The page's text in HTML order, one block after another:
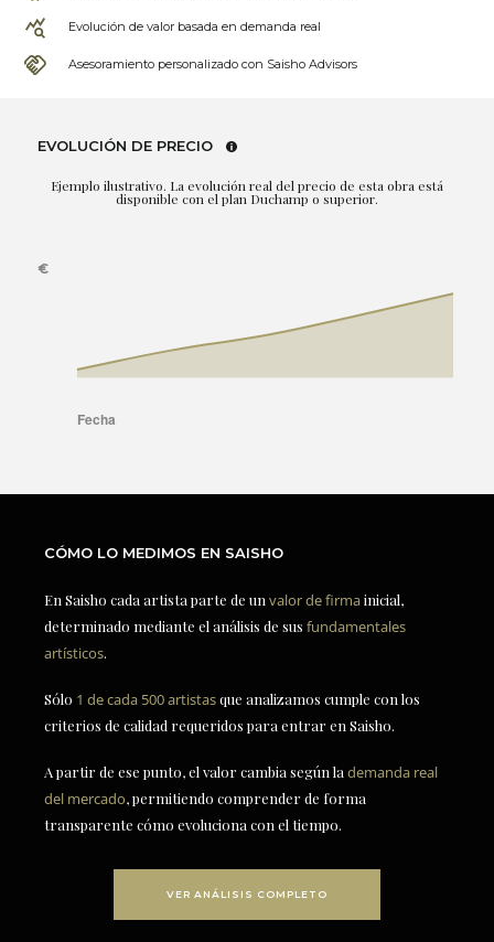
Evolución de valor basada en demanda real
Asesoramiento personalizado con Saisho Advisors
EVOLUCIÓN DE PRECIO
Ejemplo ilustrativo. La evolución real del precio de esta obra está
disponible con el plan Duchamp o superior.
CÓMO LO MEDIMOS EN SAISHO
En Saisho cada artista parte de un valor de firmainicial,
determinado mediante el análisis de sus fundamentales
artísticos.
Sólo 1 de cada 500 artistasque analizamos cumple con los
criterios de calidad requeridos para entrar en Saisho.
A partir de ese punto, el valor cambia según la demanda real
del mercado, permitiendo comprender de forma
transparente cómo evoluciona con el tiempo.
VER ANÁLISIS COMPLETO